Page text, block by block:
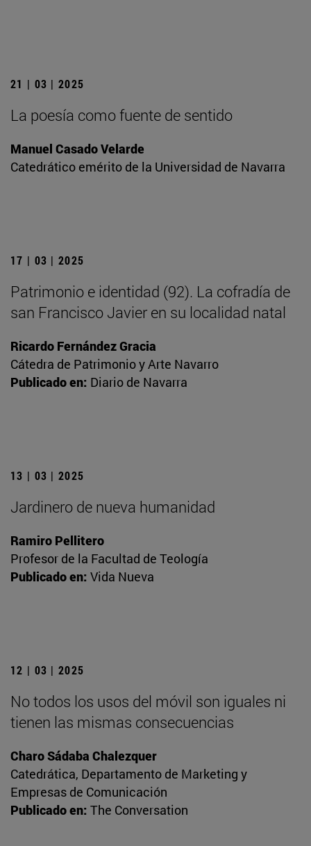
21 | 03 | 2025
La poesía como fuente de sentido
Manuel Casado Velarde
Catedrático emérito de la Universidad de Navarra
17 | 03 | 2025
Patrimonio e identidad (92). La cofradía de
san Francisco Javier en su localidad natal
Ricardo Fernández Gracia
Cátedra de Patrimonio y Arte Navarro
Publicado en: Diario de Navarra
13 | 03 | 2025
Jardinero de nueva humanidad
Ramiro Pellitero
Profesor de la Facultad de Teología
Publicado en: Vida Nueva
12 | 03 | 2025
No todos los usos del móvil son iguales ni
tienen las mismas consecuencias
Charo Sádaba Chalezquer
Catedrática, Departamento de Marketing y
Empresas de Comunicación
Publicado en: The Conversation